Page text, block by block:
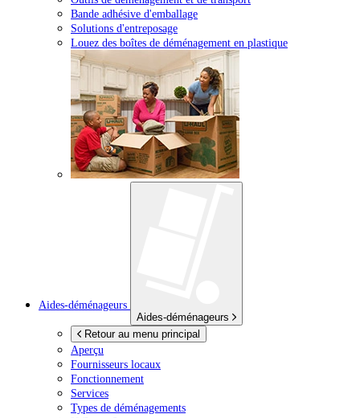
Bande adhésive d'emballage
Solutions d'entreposage
Louez des boîtes de déménagement en plastique
Aides-déménageurs
Aides-déménageurs
Retour au menu principal
Aperçu
Fournisseurs locaux
Fonctionnement
Services
Types de déménagements